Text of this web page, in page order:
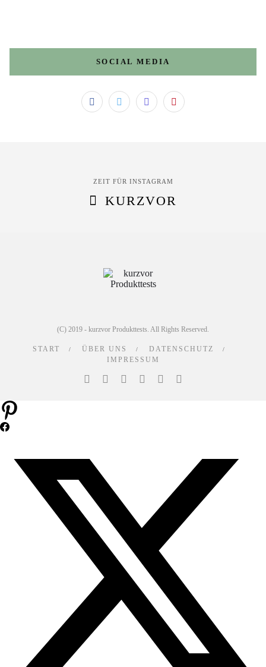
SOCIAL MEDIA
ZEIT FÜR INSTAGRAM
KURZVOR
(C) 2019 - kurzvor Produkttests. All Rights Reserved.
START ÜBER UNS
DATENSCHUTZ
IMPRESSUM